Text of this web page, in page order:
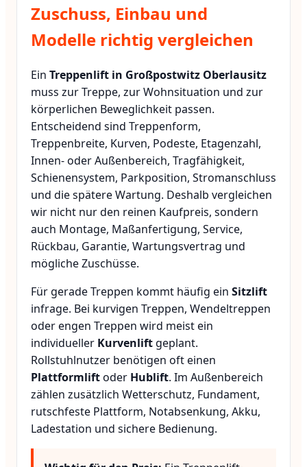
Zuschuss, Einbau und
Modelle richtig vergleichen
Ein Treppenlift in Großpostwitz Oberlausitz
muss zur Treppe, zur Wohnsituation und zur
körperlichen Beweglichkeit passen.
Entscheidend sind Treppenform,
Treppenbreite, Kurven, Podeste, Etagenzahl,
Innen- oder Außenbereich, Tragfähigkeit,
Schienensystem, Parkposition, Stromanschluss
und die spätere Wartung. Deshalb vergleichen
wir nicht nur den reinen Kaufpreis, sondern
auch Montage, Maßanfertigung, Service,
Rückbau, Garantie, Wartungsvertrag und
mögliche Zuschüsse.
Für gerade Treppen kommt häufig ein Sitzlift
infrage. Bei kurvigen Treppen, Wendeltreppen
oder engen Treppen wird meist ein
individueller Kurvenlift geplant.
Rollstuhlnutzer benötigen oft einen
Plattformliftoder Hublift. Im Außenbereich
zählen zusätzlich Wetterschutz, Fundament,
rutschfeste Plattform, Notabsenkung, Akku,
Ladestation und sichere Bedienung.